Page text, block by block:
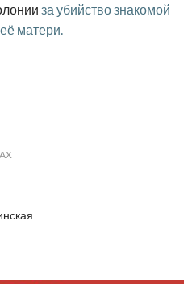
за убийство знакомой
матери.